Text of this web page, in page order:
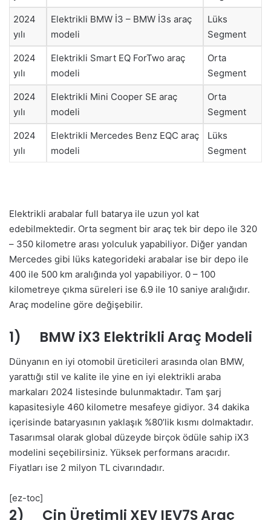
2024
yılı
Elektrikli BMW İ3 – BMW İ3s araç
modeli
Lüks
Segment
2024
yılı
Elektrikli Smart EQ ForTwo araç
modeli
Orta
Segment
2024
yılı
Elektrikli Mini Cooper SE araç
modeli
Orta
Segment
2024
yılı
Elektrikli Mercedes Benz EQC araç
modeli
Lüks
Segment
Elektrikli arabalar full batarya ile uzun yol kat
edebilmektedir. Orta segment bir araç tek bir depo ile 320
– 350 kilometre arası yolculuk yapabiliyor. Diğer yandan
Mercedes gibi lüks kategorideki arabalar ise bir depo ile
400 ile 500 km aralığında yol yapabiliyor. 0 – 100
kilometreye çıkma süreleri ise 6.9 ile 10 saniye aralığıdır.
Araç modeline göre değişebilir.
1) BMW iX3 Elektrikli Araç Modeli
Dünyanın en iyi otomobil üreticileri arasında olan BMW,
yarattığı stil ve kalite ile yine en iyi elektrikli araba
markaları 2024 listesinde bulunmaktadır. Tam şarj
kapasitesiyle 460 kilometre mesafeye gidiyor. 34 dakika
içerisinde bataryasının yaklaşık %80’lik kısmı dolmaktadır.
Tasarımsal olarak global düzeyde birçok ödüle sahip iX3
modelini seçebilirsiniz. Yüksek performans aracıdır.
Fiyatları ise 2 milyon TL civarındadır.
[ez-toc]
2) Çin Üretimli XEV IEV7S Araç